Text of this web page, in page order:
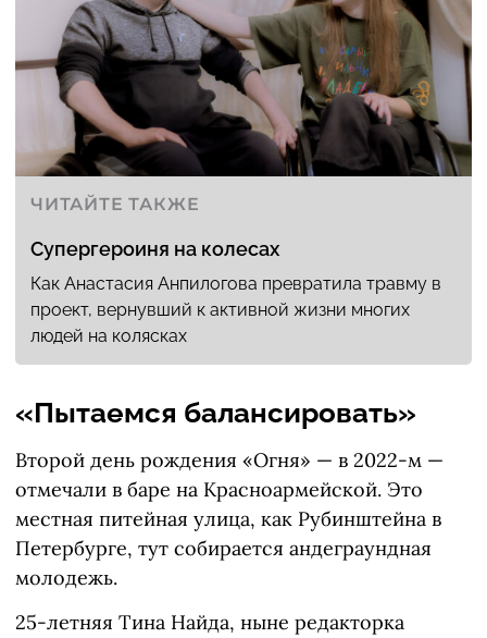
ЧИТАЙТЕ ТАКЖЕ
Супергероиня на колесах
Как Анастасия Анпилогова превратила травму в
проект, вернувший к активной жизни многих
людей на колясках
«Пытаемся балансировать»
Второй день рождения «Огня» — в 2022-м —
отмечали в баре на Красноармейской. Это
местная питейная улица, как Рубинштейна в
Петербурге, тут собирается андеграундная
молодежь.
25-летняя Тина Найда, ныне редакторка